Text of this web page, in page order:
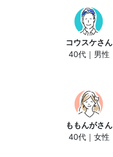
コウスケさん
40代｜男性
ももんがさん
40代｜女性